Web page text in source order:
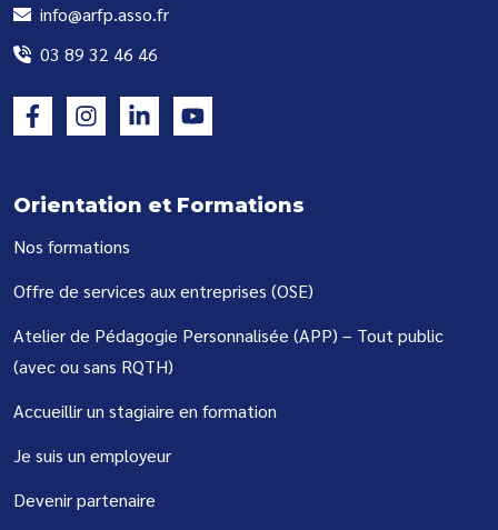
info@arfp.asso.fr
03 89 32 46 46
Orientation et Formations
Nos formations
Offre de services aux entreprises (OSE)
Atelier de Pédagogie Personnalisée (APP) – Tout public
(avec ou sans RQTH)
Accueillir un stagiaire en formation
Je suis un employeur
Devenir partenaire